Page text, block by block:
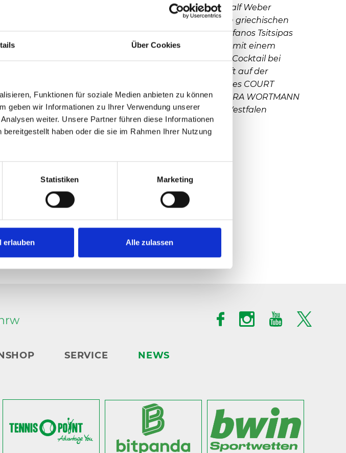
Über Cookies
Funktionen für soziale Medien anbieten zu können
geben wir Informationen zu Ihrer Verwendung unserer
weiter. Unsere Partner führen diese Informationen
haben oder die sie im Rahmen Ihrer Nutzung
Statistiken Marketing
erlauben Alle zulassen
in Rom sowie die
gegen
Grieche etwas
Rune. Auf Rune
OPEN treffen.
Spieler mit
sicher, dass er im
Turnierchef Ralf Weber
begrüßte den griechischen
Superstar Stefanos Tsitsipas
am Samstag mit einem
alkoholfreien Cocktail bei
seiner Ankunft auf der
Seeterrasse des COURT
HOTEL. © TERRA WORTMANN
OPEN/HalleWestfalen
SERVICE NEWS